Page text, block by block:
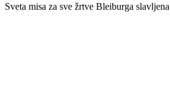
Sveta misa za sve žrtve Bleiburga